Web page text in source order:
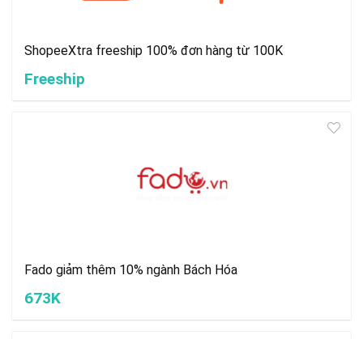
ShopeeXtra freeship 100% đơn hàng từ 100K
Freeship
Fado giảm thêm 10% ngành Bách Hóa
673K